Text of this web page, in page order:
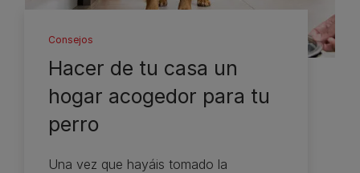
Consejos
Hacer de tu casa un
hogar acogedor para tu
perro
Una vez que hayáis tomado la